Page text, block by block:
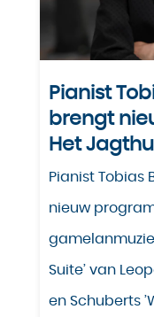
Pianist
brengt
Het
Pianist Tobias
nieuw
Suite’ van
en Schuberts